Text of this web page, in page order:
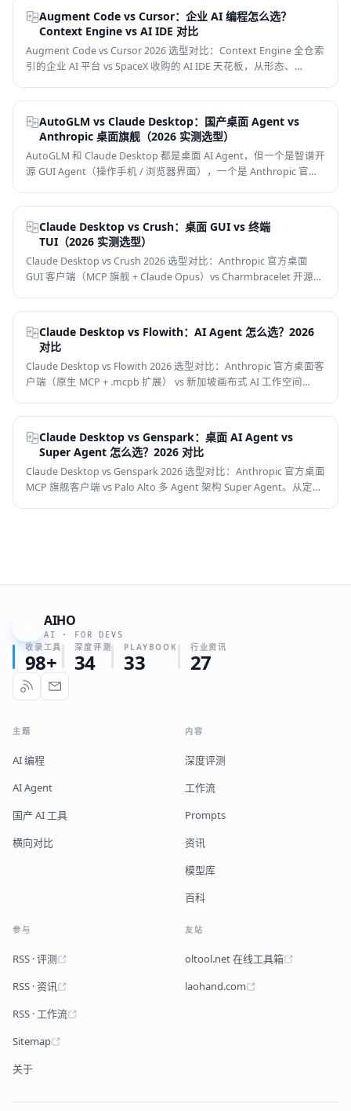
Augment Code vs Cursor：企业 AI 编程怎么选？
Context Engine vs AI IDE 对比
Augment Code vs Cursor 2026 选型对比：Context Engine 全仓索
引的企业 AI 平台 vs SpaceX 收购的 AI IDE 天花板，从形态、
度判断，帮你选对企业 AI 编程工具。
AutoGLM vs Claude Desktop：国产桌面 Agent vs
Anthropic 桌面旗舰（2026 实测选型）
AutoGLM 和 Claude Desktop 都是桌面 AI Agent，但一个是智谱开
源 GUI Agent（操作手机 / 浏览器界面），一个是 Anthropic 官方
工具。
Claude Desktop vs Crush：桌面 GUI vs 终端
TUI（2026 实测选型）
Claude Desktop vs Crush 2026 选型对比：Anthropic 官方桌面
GUI 客户端（MCP 旗舰 + Claude Opus）vs Charmbracelet 开源终
型、生态、价格、国内可用性帮你选对 AI Agent。
Claude Desktop vs Flowith：AI Agent 怎么选？2026
对比
Claude Desktop vs Flowith 2026 选型对比：Anthropic 官方桌面客
户端（原生 MCP + .mcpb 扩展） vs 新加坡画布式 AI 工作空间
能力、模型支持、价格、国内可用性、适用场景 6 个维度帮你选对
AI Agent。
Claude Desktop vs Genspark：桌面 AI Agent vs
Super Agent 怎么选？2026 对比
Claude Desktop vs Genspark 2026 选型对比：Anthropic 官方桌面
MCP 旗舰客户端 vs Palo Alto 多 Agent 架构 Super Agent。从定
AIHO
AI · FOR DEVS
收录工具
98+
深度评测
34
PLAYBOOK
33
行业资讯
27
主题
AI 编程
AI Agent
国产 AI 工具
横向对比
内容
深度评测
工作流
Prompts
资讯
模型库
百科
参与
RSS · 评测
RSS · 资讯
RSS · 工作流
Sitemap
关于
友站
oltool.net 在线工具箱
laohand.com